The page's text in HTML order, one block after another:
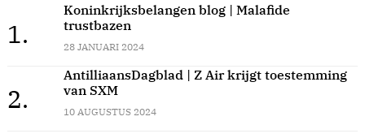
1.
Koninkrijksbelangen blog | Malafide
trustbazen
28 JANUARI 2024
2.
AntilliaansDagblad | Z Air krijgt toestemming
van SXM
10 AUGUSTUS 2024